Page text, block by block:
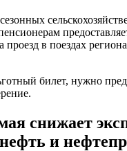
проезд в поездах
билет, нужно
снижает
и